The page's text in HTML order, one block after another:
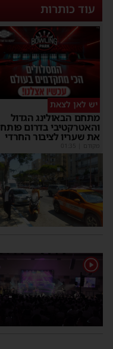
עוד כותרות
יש לאן לצאת
מתחם הבאולינג הגדול
והאטרקטיבי בדרום פותח
את שעריו לציבור החרדי
מקודם
1